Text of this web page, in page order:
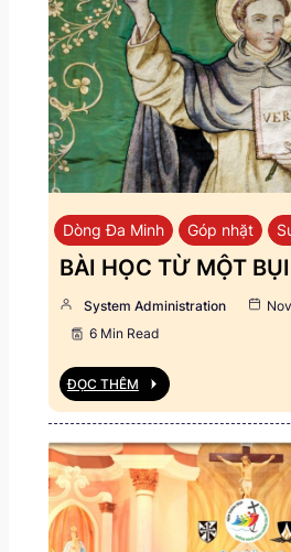
Dòng Đa Minh Góp nhặt
BÀI HỌC TỪ MỘT
System Administration
6 Min Read
ĐỌC THÊM